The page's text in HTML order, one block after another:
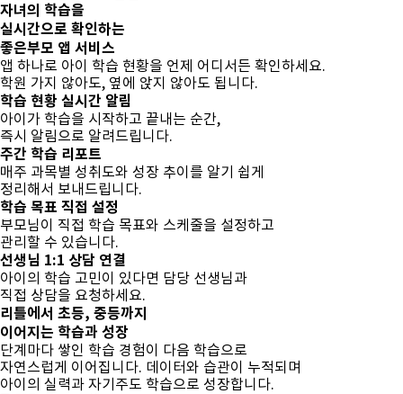
자녀의 학습을
실시간으로 확인하는
좋은부모 앱 서비스
앱 하나로 아이 학습 현황을 언제 어디서든 확인하세요.
학원 가지 않아도, 옆에 앉지 않아도 됩니다.
학습 현황 실시간 알림
아이가 학습을 시작하고 끝내는 순간,
즉시 알림으로 알려드립니다.
주간 학습 리포트
매주 과목별 성취도와 성장 추이를 알기 쉽게
정리해서 보내드립니다.
학습 목표 직접 설정
부모님이 직접 학습 목표와 스케줄을 설정하고
관리할 수 있습니다.
선생님 1:1 상담 연결
아이의 학습 고민이 있다면 담당 선생님과
직접 상담을 요청하세요.
리틀에서 초등, 중등까지
이어지는 학습과 성장
단계마다 쌓인 학습 경험이 다음 학습으로
자연스럽게 이어집니다. 데이터와 습관이 누적되며
아이의 실력과 자기주도 학습으로 성장합니다.